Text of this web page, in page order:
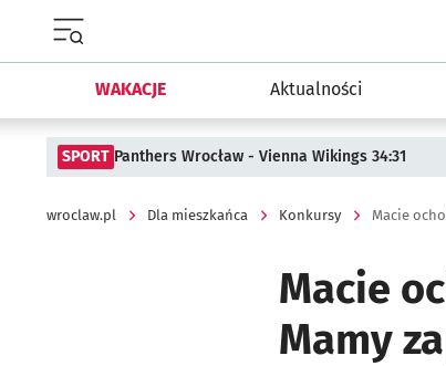
WAKACJE Aktualności
SPORT Panthers Wrocław - Vienna Wikings 34:31
wroclaw.pl Dla mieszkańca Konkursy
Macie
Mamy